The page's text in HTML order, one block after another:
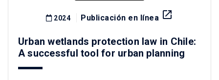
2024 Publicación en línea launch
Urban wetlands protection law in Chile:
A successful tool for urban planning